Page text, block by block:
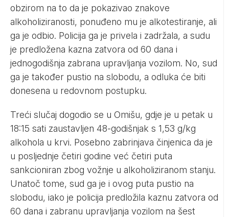
obzirom na to da je pokazivao znakove
alkoholiziranosti, ponuđeno mu je alkotestiranje, ali
ga je odbio. Policija ga je privela i zadržala, a sudu
je predložena kazna zatvora od 60 dana i
jednogodišnja zabrana upravljanja vozilom. No, sud
ga je također pustio na slobodu, a odluka će biti
donesena u redovnom postupku.
Treći slučaj dogodio se u Omišu, gdje je u petak u
18:15 sati zaustavljen 48-godišnjak s 1,53 g/kg
alkohola u krvi. Posebno zabrinjava činjenica da je
u posljednje četiri godine već četiri puta
sankcioniran zbog vožnje u alkoholiziranom stanju.
Unatoč tome, sud ga je i ovog puta pustio na
slobodu, iako je policija predložila kaznu zatvora od
60 dana i zabranu upravljanja vozilom na šest